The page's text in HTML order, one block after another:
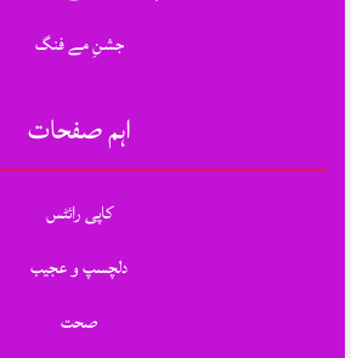
جشنِ مے فنگ
اہم صفحات
کاپی رائٹس
دلچسپ و عجیب
صحت